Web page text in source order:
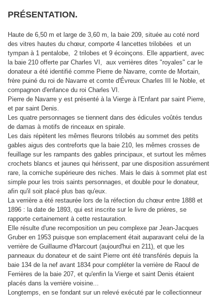
PRÉSENTATION.
Haute de 6,50 m et large de 3,60 m, la baie 209, située au coté nord
des vitres hautes du chœur, comporte 4 lancettes trilobées et un
tympan à 1 pentalobe, 2 trilobes et 9 écoinçons. Elle appartient, avec
la baie 210 offerte par Charles VI, aux verrières dites "royales" car le
donateur a été identifié comme Pierre de Navarre, comte de Mortain,
frère puiné du roi de Navarre et comte d'Évreux Charles III le Noble, et
compagnon d'enfance du roi Charles VI.
Pierre de Navarre y est présenté à la Vierge à l'Enfant par saint Pierre,
et par saint Denis.
Les quatre personnages se tiennent dans des édicules voûtés tendus
de damas à motifs de rinceaux en spirale.
Les dais répètent les mêmes fleurons trilobés au sommet des petits
gables aigus des contreforts que la baie 210, les mêmes crosses de
feuillage sur les rampants des gables principaux, et surtout les mêmes
crochets blancs et jaunes qui hérissent, par une disposition assurément
rare, la corniche supérieure des niches. Mais le dais à sommet plat est
simple pour les trois saints personnages, et double pour le donateur,
afin qu'il soit placé plus bas qu'eux.
La verrière a été restaurée lors de la réfection du chœur entre 1888 et
1896 : la date de 1893, qui est inscrite sur le livre de prières, se
rapporte certainement à cette restauration.
Elle résulte d'une recomposition un peu complexe par Jean-Jacques
Gruber en 1953 puisque son emplacement était auparavant celui de la
verrière de Guillaume d'Harcourt (aujourd'hui en 211), et que les
panneaux du donateur et de saint Pierre ont été transférés depuis la
baie 134 de la nef avant 1834 pour compléter la verrière de Raoul de
Ferrières de la baie 207, et qu'enfin la Vierge et saint Denis étaient
placés dans la verrière voisine...
Longtemps, en se fondant sur un relevé exécuté par le collectionneur